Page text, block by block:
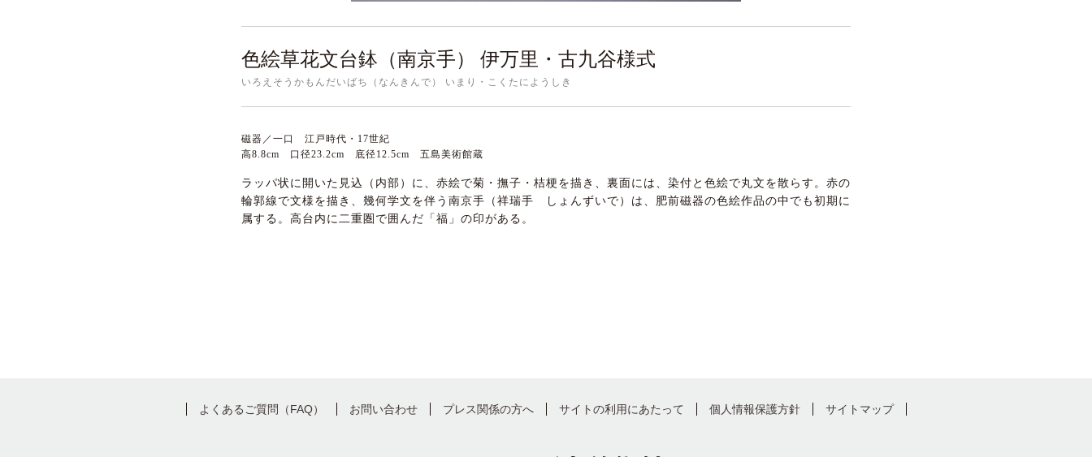
色絵草花文台鉢（南京手） 伊万里・古九谷様式
いろえそうかもんだいばち（なんきんで） いまり・こくたにようしき
磁器／一口 江戸時代・17世紀
高8.8cm 口径23.2cm 底径12.5cm 五島美術館蔵
ラッパ状に開いた見込（内部）に、赤絵で菊・撫子・桔梗を描き、裏面には、染付と色絵で丸文を散らす。赤の
輪郭線で文様を描き、幾何学文を伴う南京手（祥瑞手 しょんずいで）は、肥前磁器の色絵作品の中でも初期に
属する。高台内に二重圏で囲んだ「福」の印がある。
よくあるご質問（FAQ） お問い合わせ プレス関係の方へ サイトの利用にあたって 個人情報保護方針 サイトマップ